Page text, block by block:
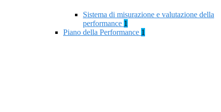
Sistema di misurazione e valutazione della
performance 1
Piano della Performance 1